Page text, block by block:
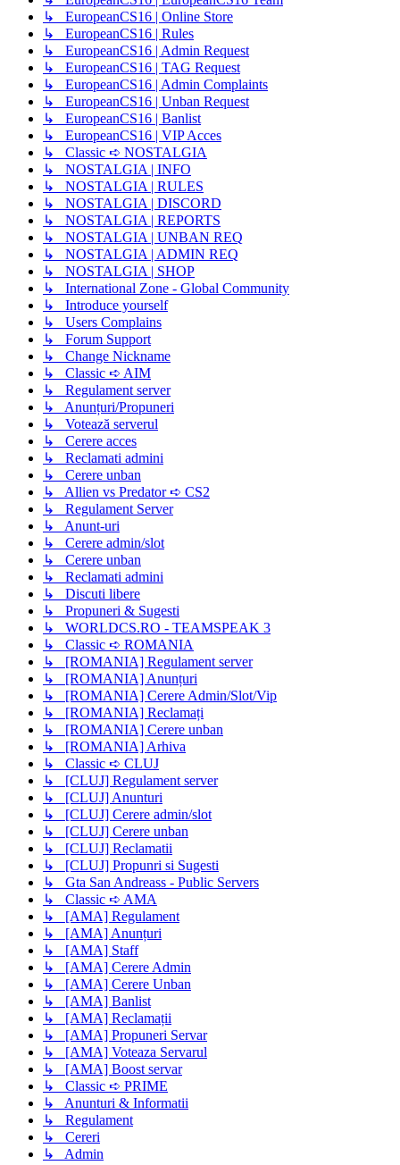
↳ EuropeanCS16 | Online Store
↳ EuropeanCS16 | Rules
↳ EuropeanCS16 | Admin Request
↳ EuropeanCS16 | TAG Request
↳ EuropeanCS16 | Admin Complaints
↳ EuropeanCS16 | Unban Request
↳ EuropeanCS16 | Banlist
↳ EuropeanCS16 | VIP Acces
↳ Classic ➪ NOSTALGIA
↳ NOSTALGIA | INFO
↳ NOSTALGIA | RULES
↳ NOSTALGIA | DISCORD
↳ NOSTALGIA | REPORTS
↳ NOSTALGIA | UNBAN REQ
↳ NOSTALGIA | ADMIN REQ
↳ NOSTALGIA | SHOP
↳ International Zone - Global Community
↳ Introduce yourself
↳ Users Complains
↳ Forum Support
↳ Change Nickname
↳ Classic ➪ AIM
↳ Regulament server
↳ Anunțuri/Propuneri
↳ Votează serverul
↳ Cerere acces
↳ Reclamati admini
↳ Cerere unban
↳ Allien vs Predator ➪ CS2
↳ Regulament Server
↳ Anunt-uri
↳ Cerere admin/slot
↳ Cerere unban
↳ Reclamati admini
↳ Discuti libere
↳ Propuneri & Sugesti
↳ WORLDCS.RO - TEAMSPEAK 3
↳ Classic ➪ ROMANIA
↳ [ROMANIA] Regulament server
↳ [ROMANIA] Anunțuri
↳ [ROMANIA] Cerere Admin/Slot/Vip
↳ [ROMANIA] Reclamați
↳ [ROMANIA] Cerere unban
↳ [ROMANIA] Arhiva
↳ Classic ➪ CLUJ
↳ [CLUJ] Regulament server
↳ [CLUJ] Anunturi
↳ [CLUJ] Cerere admin/slot
↳ [CLUJ] Cerere unban
↳ [CLUJ] Reclamatii
↳ [CLUJ] Propunri si Sugesti
↳ Gta San Andreass - Public Servers
↳ Classic ➪ AMA
↳ [AMA] Regulament
↳ [AMA] Anunțuri
↳ [AMA] Staff
↳ [AMA] Cerere Admin
↳ [AMA] Cerere Unban
↳ [AMA] Banlist
↳ [AMA] Reclamații
↳ [AMA] Propuneri Servar
↳ [AMA] Voteaza Servarul
↳ [AMA] Boost servar
↳ Classic ➪ PRIME
↳ Anunturi & Informatii
↳ Regulament
↳ Cereri
↳ Admin